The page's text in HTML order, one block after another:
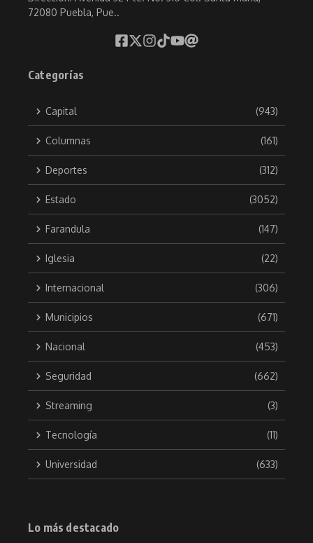
72080 Puebla, Pue..
Categorías
Capital (943)
Columnas (161)
Deportes (312)
Estado (3052)
Farandula (147)
Iglesia (22)
Internacional (306)
Municipios (671)
Nacional (453)
Seguridad (662)
Streaming (3)
Tecnología (11)
Universidad (633)
Lo más destacado